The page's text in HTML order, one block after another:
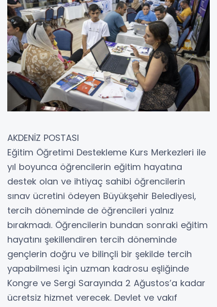
AKDENİZ POSTASI
Eğitim Öğretimi Destekleme Kurs Merkezleri ile
yıl boyunca öğrencilerin eğitim hayatına
destek olan ve ihtiyaç sahibi öğrencilerin
sınav ücretini ödeyen Büyükşehir Belediyesi,
tercih döneminde de öğrencileri yalnız
bırakmadı. Öğrencilerin bundan sonraki eğitim
hayatını şekillendiren tercih döneminde
gençlerin doğru ve bilinçli bir şekilde tercih
yapabilmesi için uzman kadrosu eşliğinde
Kongre ve Sergi Sarayında 2 Ağustos’a kadar
ücretsiz hizmet verecek. Devlet ve vakıf